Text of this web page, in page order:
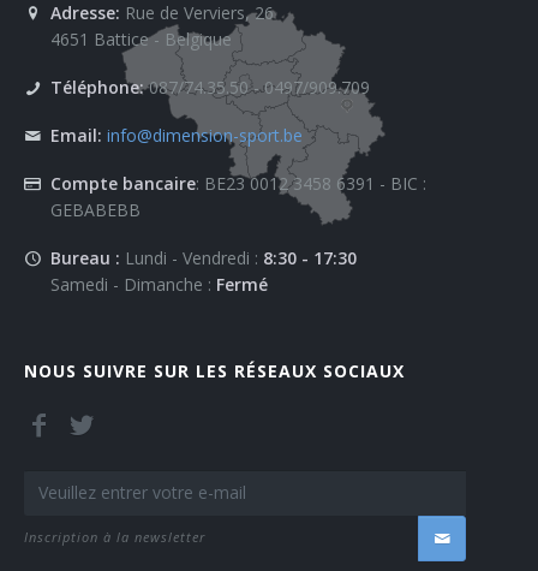
Adresse: Rue de Verviers, 26
4651 Battice - Belgique
Téléphone:087/74.35.50 - 0497/909.709
Email: info@dimension-sport.be
Compte bancaire: BE23 0012 3458 6391 - BIC :
GEBABEBB
Bureau : Lundi - Vendredi : 8:30 - 17:30
Samedi - Dimanche : Fermé
NOUS SUIVRE SUR LES RÉSEAUX SOCIAUX
Inscription à la newsletter